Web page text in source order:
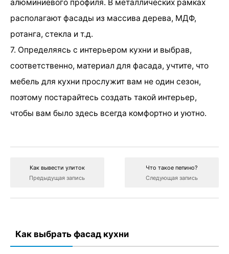
алюминиевого профиля. В металлических рамках
располагают фасады из массива дерева, МДФ,
ротанга, стекла и т.д.
7. Определяясь с интерьером кухни и выбрав,
соответственно, материал для фасада, учтите, что
мебель для кухни прослужит вам не один сезон,
поэтому постарайтесь создать такой интерьер,
чтобы вам было здесь всегда комфортно и уютно.
Как вывести улиток
Предыдущая запись
Что такое пепино?
Следующая запись
Как выбрать фасад кухни